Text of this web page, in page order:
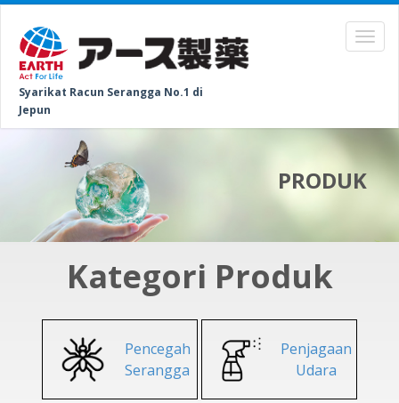
Syarikat Racun Serangga No.1 di
Jepun
PRODUK
Kategori Produk
Pencegah
Serangga
Penjagaan
Udara